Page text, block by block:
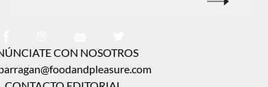
CON NOSOTROS